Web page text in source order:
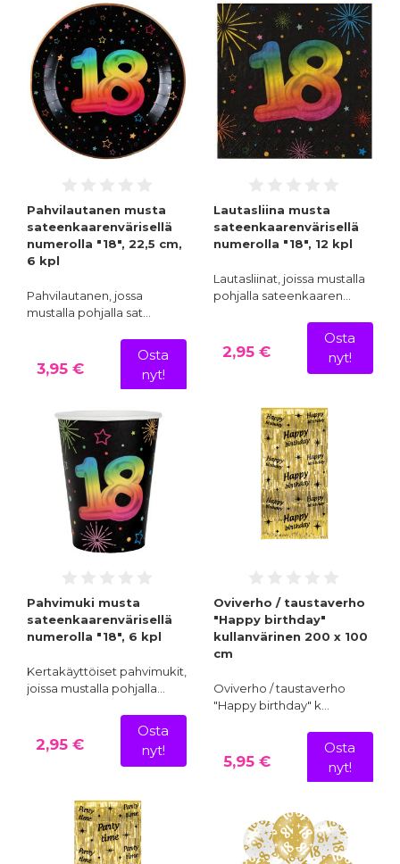
Pahvilautanen musta
sateenkaarenvärisellä
numerolla "18", 22,5 cm,
6 kpl
Pahvilautanen, jossa
mustalla pohjalla sat…
3,95 €
Osta
nyt!
Lautasliina musta
sateenkaarenvärisellä
numerolla "18", 12 kpl
Lautasliinat, joissa mustalla
pohjalla sateenkaaren…
2,95 €
Osta
nyt!
Pahvimuki musta
sateenkaarenvärisellä
numerolla "18", 6 kpl
Kertakäyttöiset pahvimukit,
joissa mustalla pohjalla…
2,95 €
Osta
nyt!
Oviverho / taustaverho
"Happy birthday"
kullanvärinen 200 x 100
cm
Oviverho / taustaverho
"Happy birthday" k…
5,95 €
Osta
nyt!